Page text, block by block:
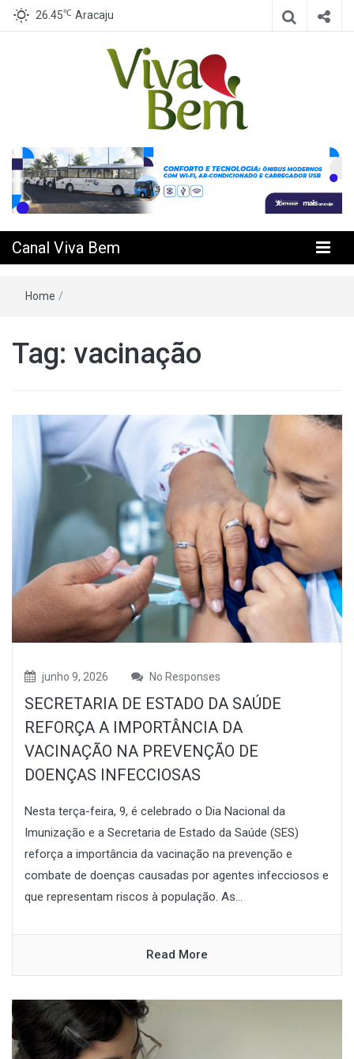
26.45℃ Aracaju
Canal Viva
Bem
Canal Viva Bem
Home /
Tag: vacinação
junho 9, 2026 No Responses
SECRETARIA DE ESTADO DA SAÚDE
REFORÇA A IMPORTÂNCIA DA
VACINAÇÃO NA PREVENÇÃO DE
DOENÇAS INFECCIOSAS
Nesta terça-feira, 9, é celebrado o Dia Nacional da
Imunização e a Secretaria de Estado da Saúde (SES)
reforça a importância da vacinação na prevenção e
combate de doenças causadas por agentes infecciosos e
que representam riscos à população. As...
Read More